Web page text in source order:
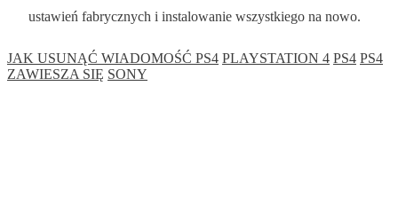
ustawień fabrycznych i instalowanie wszystkiego na nowo.
JAK USUNĄĆ WIADOMOŚĆ PS4 PLAYSTATION 4 PS4 PS4
ZAWIESZA SIĘ SONY